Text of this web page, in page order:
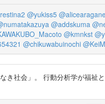
@yukiss5
@addskuma
@kmnkst
@chikuwabuinochi
き社会」。 行動分析学が福祉